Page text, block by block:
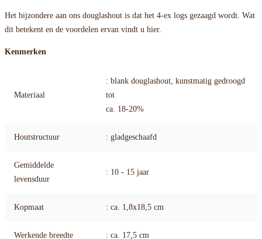
Het bijzondere aan ons douglashout is dat het 4-ex logs gezaagd wordt. Wat
dit betekent en de voordelen ervan vindt u hier.
Kenmerken
Materiaal
: blank douglashout, kunstmatig gedroogd
tot
ca. 18-20%
Houtstructuur : gladgeschaafd
Gemiddelde
levensduur
: 10 - 15 jaar
Kopmaat : ca. 1,8x18,5 cm
Werkende breedte : ca. 17,5 cm